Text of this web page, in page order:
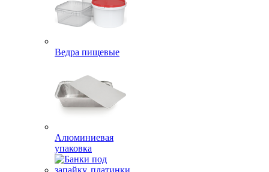
Ведра пищевые
Алюминиевая
упаковка